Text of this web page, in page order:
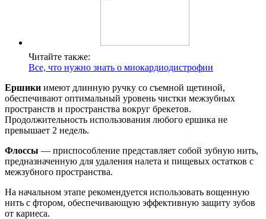
Читайте также:
Все, что нужно знать о миокардиодистрофии
Ершики имеют длинную ручку со съемной щетиной,
обеспечивают оптимальный уровень чистки межзубных
пространств и пространства вокруг брекетов.
Продолжительность использования любого ершика не
превышает 2 недель.
Флоссы — приспособление представляет собой зубную нить,
предназначенную для удаления налета и пищевых остатков с
межзубного пространства.
На начальном этапе рекомендуется использовать вощенную
нить с фтором, обеспечивающую эффективную защиту зубов
от кариеса.